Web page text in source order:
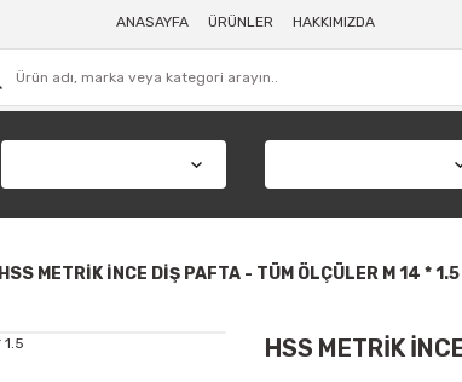
ANASAYFA ÜRÜNLER HAKKIMIZDA
HSS METRİK İNCE DİŞ PAFTA - TÜM ÖLÇÜLER M 14 * 1.5
HSS METRİK